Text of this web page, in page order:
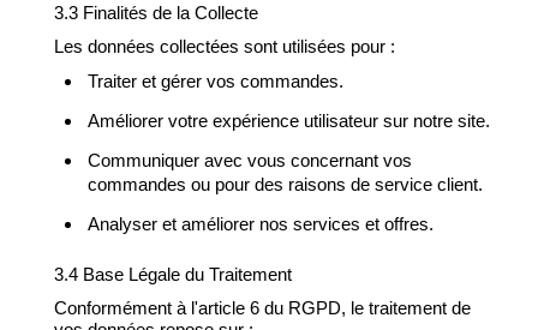
3.3 Finalités de la Collecte
Les données collectées sont utilisées pour :
Traiter et gérer vos commandes.
Améliorer votre expérience utilisateur sur notre site.
Communiquer avec vous concernant vos
commandes ou pour des raisons de service client.
Analyser et améliorer nos services et offres.
3.4 Base Légale du Traitement
Conformément à l'article 6 du RGPD, le traitement de